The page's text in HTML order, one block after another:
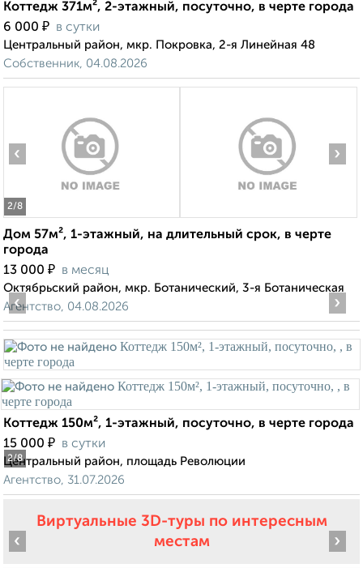
Коттедж 371м², 2-этажный, посуточно, в черте города
6 000 ₽ в сутки
Центральный район, мкр. Покровка, 2-я Линейная 48
Собственник, 04.08.2026
2/8
‹ ›
Дом 57м², 1-этажный, на длительный срок, в черте
города
13 000 ₽ в месяц
Октябрьский район, мкр. Ботанический, 3-я Ботаническая
Агентство, 04.08.2026
2/8
‹ ›
Коттедж 150м², 1-этажный, посуточно, в черте города
15 000 ₽ в сутки
Центральный район, площадь Революции
Агентство, 31.07.2026
Виртуальные 3D-туры по интересным
местам
‹ ›